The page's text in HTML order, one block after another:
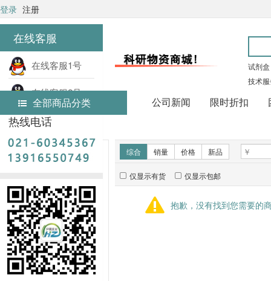
在线客服
在线客服1号
在线客服2号
热线电话
登录 注册
试剂盒
技术
全部商品分类 公司新闻 限时折扣
首页
实验耗材
新品推荐
销量排行
综合 销量 价格 新品
仅显示有货 仅显示包邮
抱歉，没有找到您需要的